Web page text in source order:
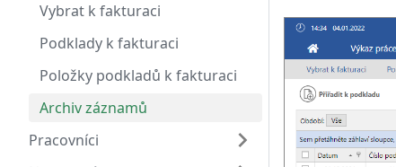
Vybrat k fakturaci
Podklady k fakturaci
Položky podkladů k fakturaci
Archiv záznamů
Pracovníci